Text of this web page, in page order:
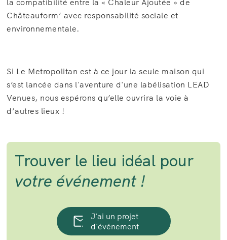
la compatibilité entre la « Chaleur Ajoutée » de
Châteauform’ avec responsabilité sociale et
environnementale.
Si Le Metropolitan est à ce jour la seule maison qui
s’est lancée dans l'aventure d'une labélisation LEAD
Venues, nous espérons qu’elle ouvrira la voie à
d’autres lieux !
Trouver le lieu idéal pour
votre événement !
J'ai un projet
d'événement